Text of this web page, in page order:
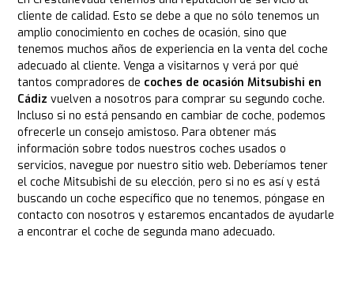
cliente de calidad. Esto se debe a que no sólo tenemos un
amplio conocimiento en coches de ocasión, sino que
tenemos muchos años de experiencia en la venta del coche
adecuado al cliente. Venga a visitarnos y verá por qué
tantos compradores de coches de ocasión Mitsubishi en
Cádiz vuelven a nosotros para comprar su segundo coche.
Incluso si no está pensando en cambiar de coche, podemos
ofrecerle un consejo amistoso. Para obtener más
información sobre todos nuestros coches usados o
servicios, navegue por nuestro sitio web. Deberíamos tener
el coche Mitsubishi de su elección, pero si no es así y está
buscando un coche específico que no tenemos, póngase en
contacto con nosotros y estaremos encantados de ayudarle
a encontrar el coche de segunda mano adecuado.